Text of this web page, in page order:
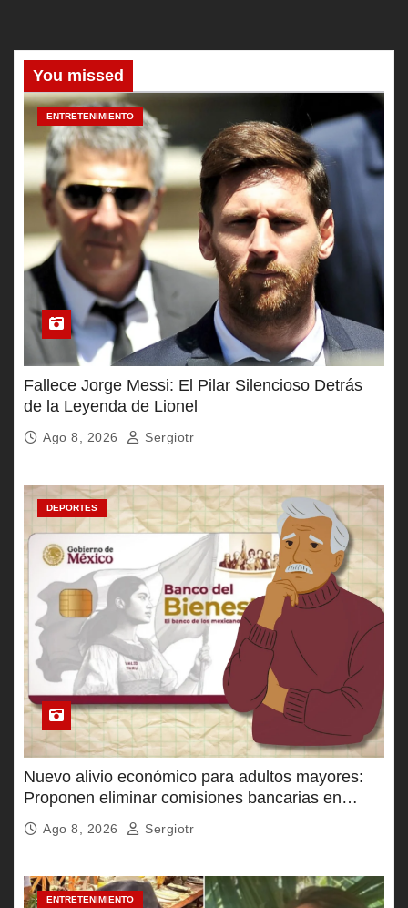
You missed
ENTRETENIMIENTO
Fallece Jorge Messi: El Pilar Silencioso Detrás
de la Leyenda de Lionel
Ago 8, 2026 Sergiotr
DEPORTES
Nuevo alivio económico para adultos mayores:
Proponen eliminar comisiones bancarias en
Pensión Bienestar
Ago 8, 2026 Sergiotr
ENTRETENIMIENTO